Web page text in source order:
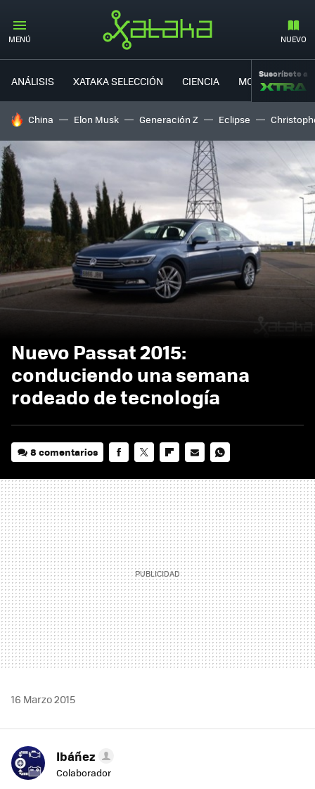
MENÚ NUEVO
ANÁLISIS XATAKA SELECCIÓN CIENCIA MOVILIDAD
Suscríbete a
HOY SE HABLA DE
China Elon Musk Generación Z Eclipse
Nuevo Passat 2015:
conduciendo una semana
rodeado de tecnología
8 comentarios
MAIL
16 Marzo 2015
Ibáñez
Colaborador